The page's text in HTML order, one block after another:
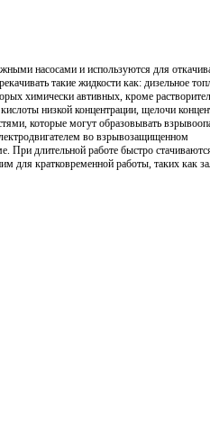
насосами и используются для
такие жидкости как: дизельное
химически автивных, кроме
низкой концентрации, щелочи
которые могут образовывать
во взрывозащищенном
При длительной работе быстро
для кратковременной работы, таких как